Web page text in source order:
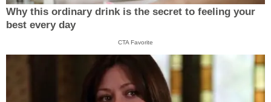
Why this ordinary drink is the secret to feeling your
best every day
CTA Favorite